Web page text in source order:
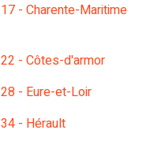
17 - Charente-Maritime
22 - Côtes-d'armor
28 - Eure-et-Loir
34 - Hérault